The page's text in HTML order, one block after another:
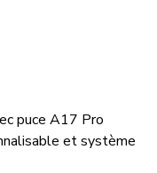
puce A17 Pro
et système